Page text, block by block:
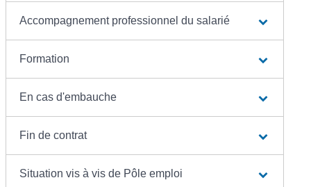
Accompagnement professionnel du salarié
Formation
En cas d'embauche
Fin de contrat
Situation vis à vis de Pôle emploi